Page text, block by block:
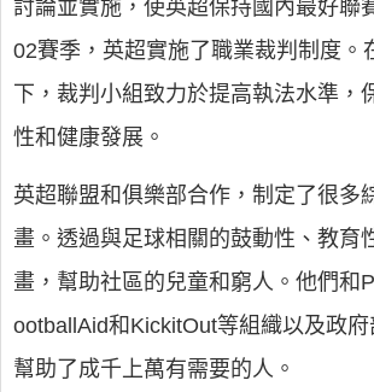
討論並實施，使英超保持國內最好聯
02賽季，英超實施了職業裁判制度。
下，裁判小組致力於提高執法水準，
性和健康發展。
英超聯盟和俱樂部合作，制定了很多
畫。透過與足球相關的鼓動性、教育
畫，幫助社區的兒童和窮人。他們和
ootballAid和KickitOut等組織以及政
幫助了成千上萬有需要的人。